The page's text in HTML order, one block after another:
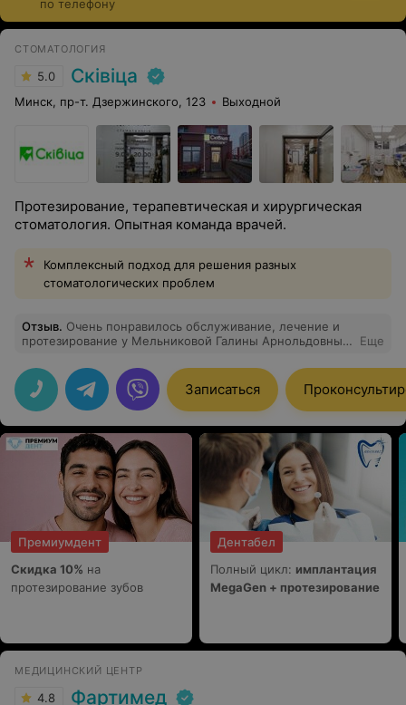
современные съемные конструкции не ощущаются в
ротовой полости и максимально комфортны в
ежедневной носке. Стоимость услуг варьируется и
зависит от выбранного типа протезирования,
материалов и производителя.
по телефону
СТОМАТОЛОГИЯ
5.0 Сківіца
Минск, пр-т. Дзержинского, 123 Выходной
Протезирование, терапевтическая и хирургическая
стоматология. Опытная команда врачей.
Комплексный подход для решения разных
стоматологических проблем
Отзыв. Очень понравилось обслуживание, лечение и
протезирование у Мельниковой Галины Арнольдовны и
Еще
Записаться
Премиумдент
Скидка 10% на
протезирование зубов
Дентабел
Полный цикл: имплантация
MegaGen + протезирование
МЕДИЦИНСКИЙ ЦЕНТР
4.8 Фартимед